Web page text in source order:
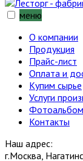
меню
О компании
Продукция
Прайс-лист
Оплата и
Купим сырье
Услуги
Фотоальбом
Контакты
Наш адрес:
г.Москва,